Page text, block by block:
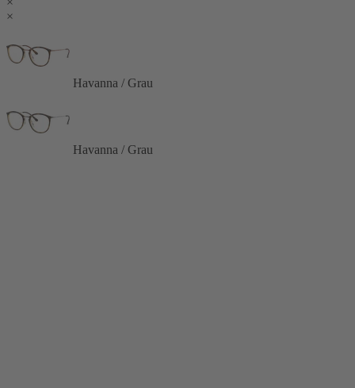
×
Havanna / Grau
Havanna / Grau